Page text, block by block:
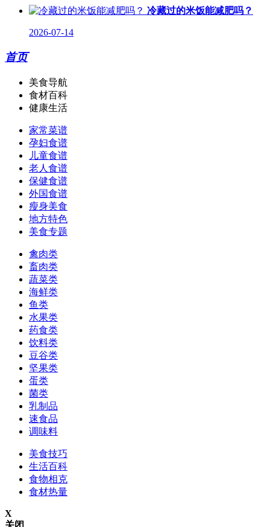
冷藏过的米饭能减肥吗？
2026-07-14
首页
美食导航
食材百科
健康生活
家常菜谱
孕妇食谱
儿童食谱
老人食谱
保健食谱
外国食谱
瘦身美食
地方特色
美食专题
禽肉类
畜肉类
蔬菜类
海鲜类
鱼类
水果类
药食类
饮料类
豆谷类
坚果类
蛋类
菌类
乳制品
速食品
调味料
美食技巧
生活百科
食物相克
食材热量
X
关闭